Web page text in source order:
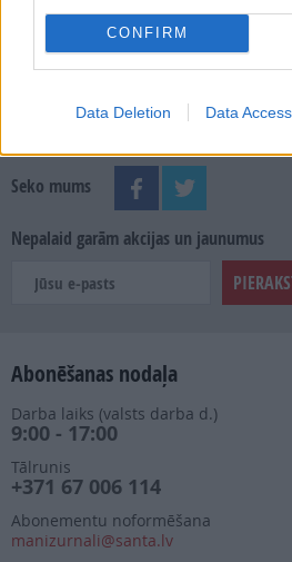
CONFIRM
Data Deletion Data Access
Seko mums
Nepalaid garām akcijas un jaunumus
Abonēšanas nodaļa
Darba laiks (valsts darba d.)
9:00 - 17:00
Tālrunis
+371 67 006 114
Abonementu noformēšana
manizurnali@santa.lv